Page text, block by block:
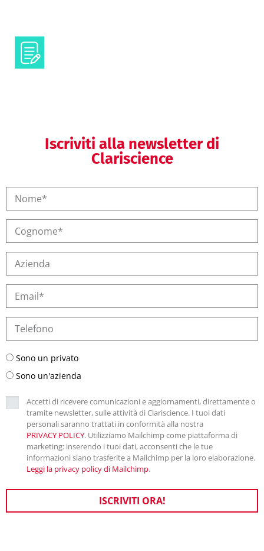
Iscriviti alla newsletter di
Clariscience
Sono un privato
Sono un'azienda
Accetti di ricevere comunicazioni e aggiornamenti, direttamente o
tramite newsletter, sulle attività di Clariscience. I tuoi dati
personali saranno trattati in conformità alla nostra
PRIVACY POLICY. Utilizziamo Mailchimp come piattaforma di
marketing: inserendo i tuoi dati, acconsenti che le tue
informazioni siano trasferite a Mailchimp per la loro elaborazione.
Leggi la privacy policy di Mailchimp.
ISCRIVITI ORA!